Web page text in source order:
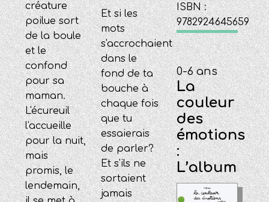
ISBN :
9782924645659
créature
poilue sort
de la boule
et le
confond
pour sa
maman.
L'écureuil
l'accueille
pour la nuit,
mais
promis, le
lendemain,
Et si les
mots
s'accrochaient
dans le
fond de ta
bouche à
chaque fois
que tu
essaierais
de parler?
Et s'ils ne
sortaient
jamais
0-6 ans
La
couleur
des
émotions
:
L’album